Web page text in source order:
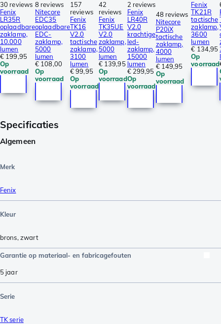
30 reviews
Fenix
LR35R
oplaadbare
zaklamp,
10.000
lumen
€ 199,95
Op
voorraad
8 reviews
Nitecore
EDC35
oplaadbare
EDC-
zaklamp,
5000
lumen
€ 108,00
Op
voorraad
157
reviews
Fenix
TK16
V2.0
tactische
zaklamp,
3100
lumen
€ 99,95
Op
voorraad
42
reviews
Fenix
TK35UE
V2.0
zaklamp,
5000
lumen
€ 139,95
Op
voorraad
2 reviews
Fenix
LR40R
V2.0
krachtige
led-
zaklamp,
15000
lumen
€ 299,95
Op
voorraad
48 reviews
Nitecore
P20iX
tactische
zaklamp,
4000
lumen
€ 149,95
Op
voorraad
Fenix
TK21R
tactische
zaklamp,
3600
lumen
€ 134,95
Op
voorraad
Specificaties
Algemeen
Merk
Fenix
Kleur
brons, zwart
Garantie op materiaal- en fabricagefouten
5 jaar
Serie
TK serie